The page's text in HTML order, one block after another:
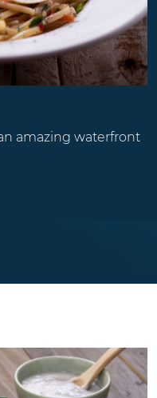
amazing waterfront